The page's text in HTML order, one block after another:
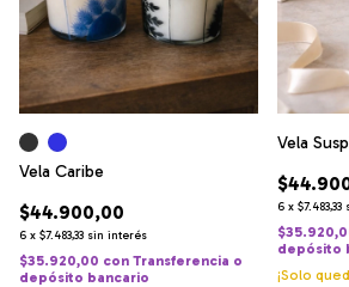
Vela Caribe
$44.900,00
6 x $7.483,33 sin interés
$35.920,00 con Transferencia o
depósito bancario
Vela
6 x $7.483,33
depósito
¡Solo